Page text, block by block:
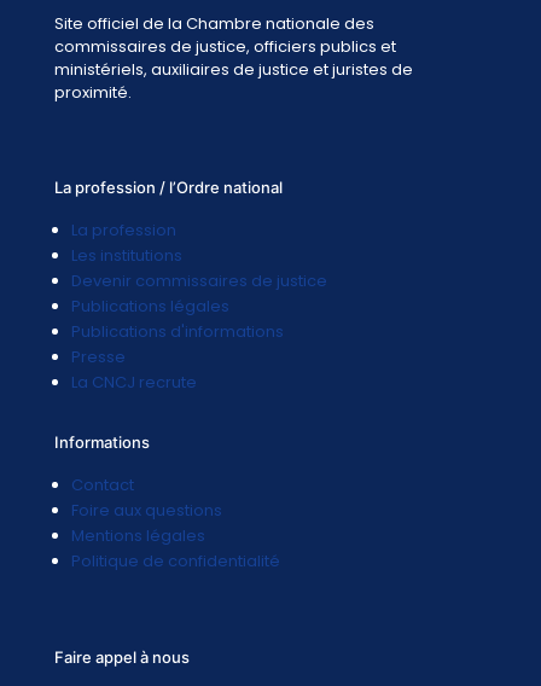
Site officiel de la Chambre nationale des
commissaires de justice, officiers publics et
ministériels, auxiliaires de justice et juristes de
proximité.
La profession / l’Ordre national
La profession
Les institutions
Devenir commissaires de justice
Publications légales
Publications d'informations
Presse
La CNCJ recrute
Informations
Contact
Foire aux questions
Mentions légales
Politique de confidentialité
Faire appel à nous